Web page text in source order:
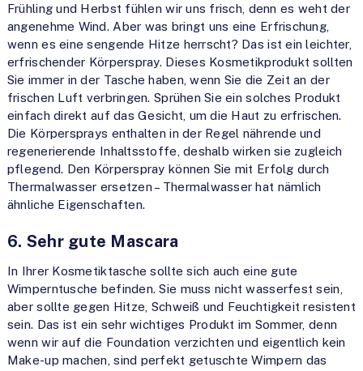
Frühling und Herbst fühlen wir uns frisch, denn es weht der
angenehme Wind. Aber was bringt uns eine Erfrischung,
wenn es eine sengende Hitze herrscht? Das ist ein leichter,
erfrischender Körperspray. Dieses Kosmetikprodukt sollten
Sie immer in der Tasche haben, wenn Sie die Zeit an der
frischen Luft verbringen. Sprühen Sie ein solches Produkt
einfach direkt auf das Gesicht, um die Haut zu erfrischen.
Die Körpersprays enthalten in der Regel nährende und
regenerierende Inhaltsstoffe, deshalb wirken sie zugleich
pflegend. Den Körperspray können Sie mit Erfolg durch
Thermalwasser ersetzen – Thermalwasser hat nämlich
ähnliche Eigenschaften.
6. Sehr gute Mascara
In Ihrer Kosmetiktasche sollte sich auch eine gute
Wimperntusche befinden. Sie muss nicht wasserfest sein,
aber sollte gegen Hitze, Schweiß und Feuchtigkeit resistent
sein. Das ist ein sehr wichtiges Produkt im Sommer, denn
wenn wir auf die Foundation verzichten und eigentlich kein
Make-up machen, sind perfekt getuschte Wimpern das